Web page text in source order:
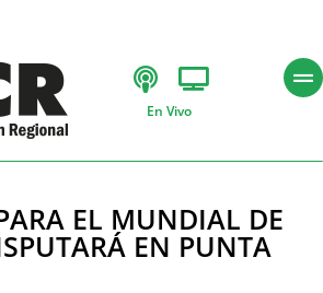
En Vivo
EL MUNDIAL DE
EN PUNTA